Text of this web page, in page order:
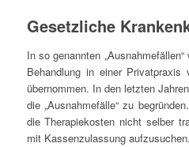
Gesetzliche
In so genannten
Behandlung in einer Privatpraxis
übernommen. In den letzten
die „Ausnahmefälle“ zu
die Therapiekosten nicht selber
mit Kassenzulassung aufzusuchen.